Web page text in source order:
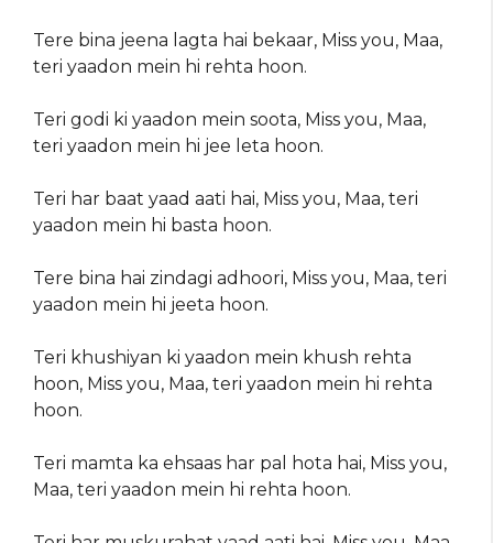
Tere bina jeena lagta hai bekaar, Miss you, Maa,
teri yaadon mein hi rehta hoon.
Teri godi ki yaadon mein soota, Miss you, Maa,
teri yaadon mein hi jee leta hoon.
Teri har baat yaad aati hai, Miss you, Maa, teri
yaadon mein hi basta hoon.
Tere bina hai zindagi adhoori, Miss you, Maa, teri
yaadon mein hi jeeta hoon.
Teri khushiyan ki yaadon mein khush rehta
hoon, Miss you, Maa, teri yaadon mein hi rehta
hoon.
Teri mamta ka ehsaas har pal hota hai, Miss you,
Maa, teri yaadon mein hi rehta hoon.